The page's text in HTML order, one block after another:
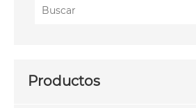
Productos